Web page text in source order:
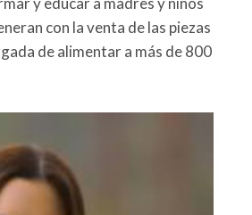
con la venta de las piezas
de alimentar a más de 800